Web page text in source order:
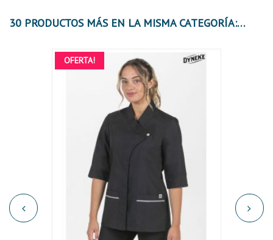
30 PRODUCTOS MÁS EN LA MISMA CATEGORÍA:
OFERTA!